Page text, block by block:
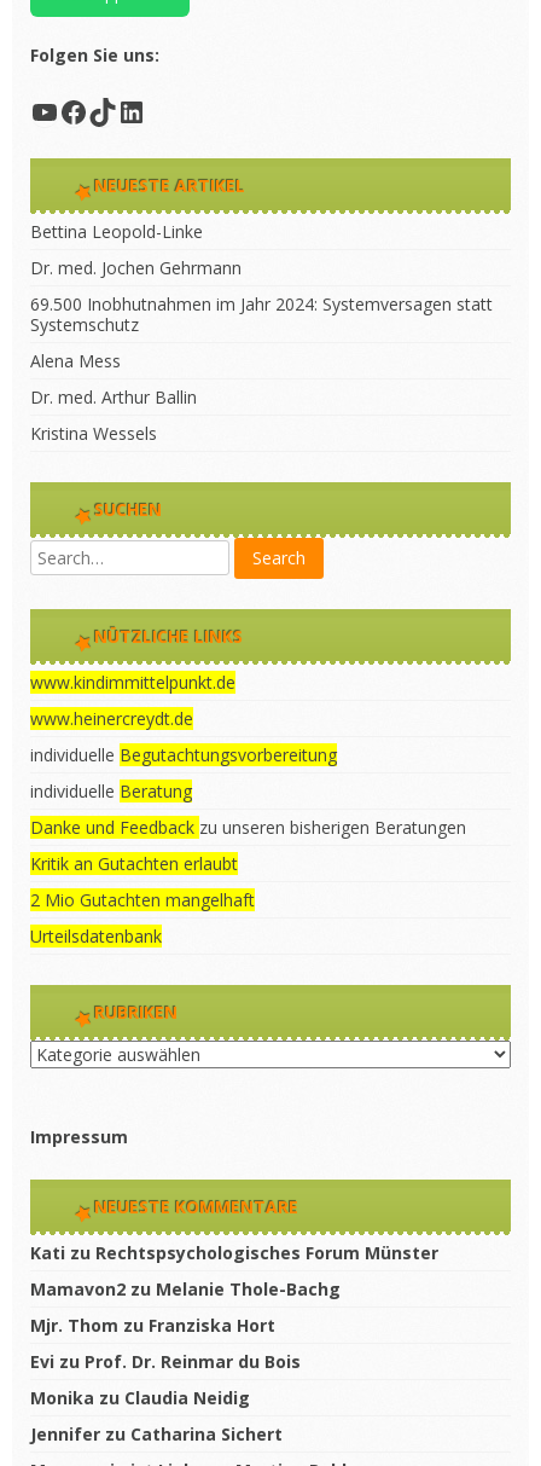
Folgen Sie uns:
YouTube
Facebook
TikTok
LinkedIn
NEUESTE ARTIKEL
Bettina Leopold-Linke
Dr. med. Jochen Gehrmann
69.500 Inobhutnahmen im Jahr 2024: Systemversagen statt
Systemschutz
Alena Mess
Dr. med. Arthur Ballin
Kristina Wessels
SUCHEN
NÜTZLICHE LINKS
www.kindimmittelpunkt.de
www.heinercreydt.de
individuelle Begutachtungsvorbereitung
individuelle Beratung
Danke und Feedback zu unseren bisherigen Beratungen
Kritik an Gutachten erlaubt
2 Mio Gutachten mangelhaft
Urteilsdatenbank
RUBRIKEN
Rubriken
Impressum
NEUESTE KOMMENTARE
Kati zu Rechtspsychologisches Forum Münster
Mamavon2 zu Melanie Thole-Bachg
Mjr. Thom zu Franziska Hort
Evi zu Prof. Dr. Reinmar du Bois
Monika zu Claudia Neidig
Jennifer zu Catharina Sichert